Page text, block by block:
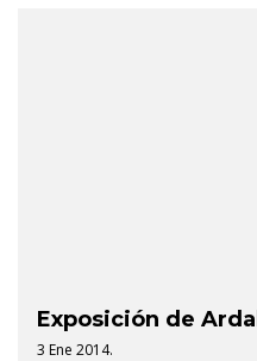
Exposición de
3 Ene 2014.